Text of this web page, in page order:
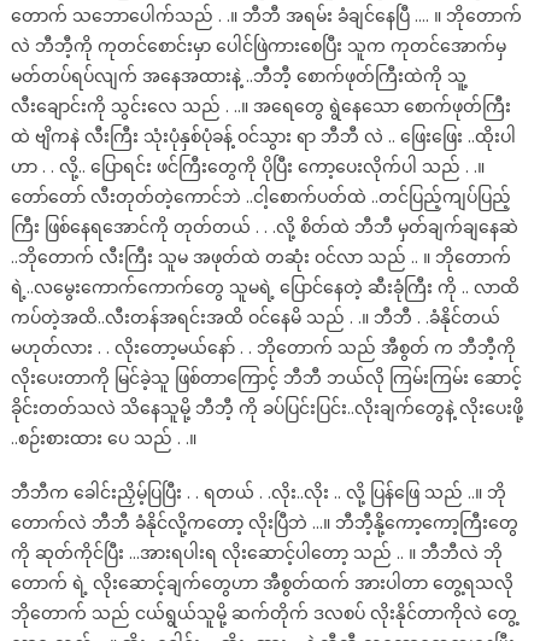
တောက် သဘောပေါက်သည် . .။ ဘီဘီ အရမ်း ခံချင်နေပြီ …. ။ ဘိုတောက်
လဲ ဘီဘီ့ကို ကုတင်စောင်းမှာ ပေါင်ဖြဲကားစေပြီး သူက ကုတင်အောက်မှ
မတ်တပ်ရပ်လျက် အနေအထားနဲ့ ..ဘီဘီ့ စောက်ဖုတ်ကြီးထဲကို သူ့
လီးချောင်းကို သွင်းလေ သည် . ..။ အရေတွေ ရွဲနေသော စောက်ဖုတ်ကြီး
ထဲ ဗျိကနဲ လီးကြီး သုံးပုံနှစ်ပုံခန့် ဝင်သွား ရာ ဘီဘီ လဲ .. ဖြေးဖြေး ..ထိုးပါ
ဟာ . . လို့.. ပြောရင်း ဖင်ကြီးတွေကို ပိုပြီး ကော့ပေးလိုက်ပါ သည် . .။
တော်တော် လီးတုတ်တဲ့ကောင်ဘဲ ..ငါ့စောက်ပတ်ထဲ ..တင်ပြည့်ကျပ်ပြည့်
ကြီး ဖြစ်နေရအောင်ကို တုတ်တယ် . . .လို့ စိတ်ထဲ ဘီဘီ မှတ်ချက်ချနေဆဲ
..ဘိုတောက် လီးကြီး သူမ အဖုတ်ထဲ တဆုံး ဝင်လာ သည် .. ။ ဘိုတောက်
ရဲ့..လမွေးကောက်ကောက်တွေ သူမရဲ့ ပြောင်နေတဲ့ ဆီးခုံကြီး ကို .. လာထိ
ကပ်တဲ့အထိ..လီးတန်အရင်းအထိ ဝင်နေမိ သည် . .။ ဘီဘီ . .ခံနိုင်တယ်
မဟုတ်လား . . လိုးတော့မယ်နော် . . ဘိုတောက် သည် အီစွတ် က ဘီဘီ့ကို
လိုးပေးတာကို မြင်ခဲ့သူ ဖြစ်တာကြောင့် ဘီဘီ ဘယ်လို ကြမ်းကြမ်း ဆောင့်
ခိုင်းတတ်သလဲ သိနေသူမို့ ဘီဘီ့ ကို ခပ်ပြင်းပြင်း..လိုးချက်တွေနဲ့ လိုးပေးဖို့
..စဉ်းစားထား ပေ သည် . .။
ဘီဘီက ခေါင်းညှိမ့်ပြပြီး . . ရတယ် . .လိုး..လိုး .. လို့ ပြန်ဖြေ သည် ..။ ဘို
တောက်လဲ ဘီဘီ ခံနိုင်လို့ကတော့ လိုးပြီဘဲ …။ ဘီဘီ့နို့ကော့ကော့ကြီးတွေ
ကို ဆုတ်ကိုင်ပြီး …အားရပါးရ လိုးဆောင့်ပါတော့ သည် .. ။ ဘီဘီလဲ ဘို
တောက် ရဲ့ လိုးဆောင့်ချက်တွေဟာ အီစွတ်ထက် အားပါတာ တွေ့ရသလို
ဘိုတောက် သည် ငယ်ရွယ်သူမို့ ဆက်တိုက် ဒလစပ် လိုးနိုင်တာကိုလဲ တွေ့